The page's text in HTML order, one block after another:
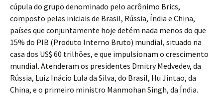
cúpula do grupo denominado pelo acrônimo Brics,
composto pelas iniciais de Brasil, Rússia, Índia e China,
países que conjuntamente hoje detém nada menos do que
15% do PIB (Produto Interno Bruto) mundial, situado na
casa dos US$ 60 trilhões, e que impulsionam o crescimento
mundial. Atenderam os presidentes Dmitry Medvedev, da
Rússia, Luiz Inácio Lula da Silva, do Brasil, Hu Jintao, da
China, e o primeiro ministro Manmohan Singh, da Índia.